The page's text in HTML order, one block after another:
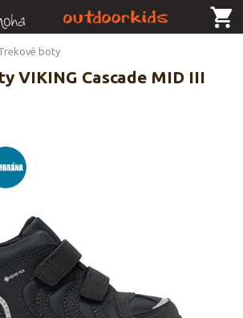
boty
VIKING Cascade MID III